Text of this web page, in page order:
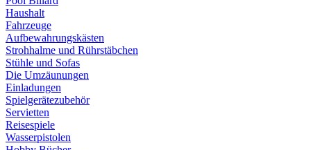
Haushalt
Fahrzeuge
Aufbewahrungskästen
Strohhalme und Rührstäbchen
Stühle und Sofas
Die Umzäunungen
Einladungen
Spielgerätezubehör
Servietten
Reisespiele
Wasserpistolen